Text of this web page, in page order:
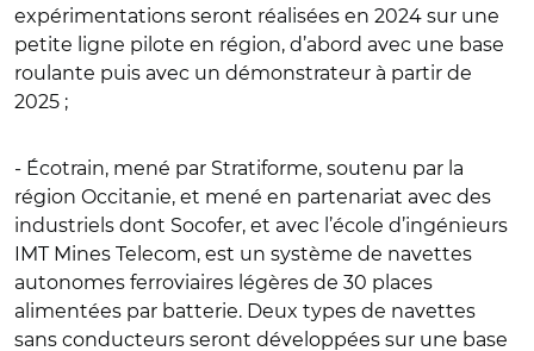
expérimentations seront réalisées en 2024 sur une
petite ligne pilote en région, d’abord avec une base
roulante puis avec un démonstrateur à partir de
2025 ;
- Écotrain, mené par Stratiforme, soutenu par la
région Occitanie, et mené en partenariat avec des
industriels dont Socofer, et avec l’école d’ingénieurs
IMT Mines Telecom, est un système de navettes
autonomes ferroviaires légères de 30 places
alimentées par batterie. Deux types de navettes
sans conducteurs seront développées sur une base